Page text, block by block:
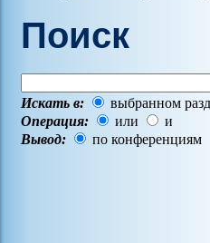
Поиск
Искать в:
выбранном
Операция:
или
и
Вывод:
по конференциям